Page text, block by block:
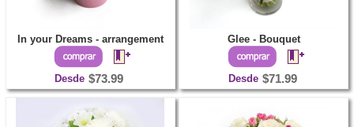
In your Dreams - arrangement
Desde $73.99
Glee - Bouquet
Desde $71.99